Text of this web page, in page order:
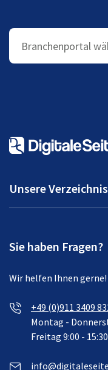
Branchenportal
Unsere
Sie haben Fragen?
Wir helfen Ihnen gerne!
+49 (0)911 3409
Montag -
Freitag 9:00 -